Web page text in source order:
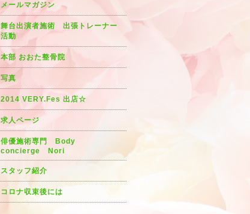
メールマガジン
舞台出演者施術 出張トレーナー
活動
本部 おおた整骨院
写真
2014 VERY.Fes 出店☆
求人ページ
俳優施術専門 Body
concierge Nori
スタッフ紹介
コロナ収束後には